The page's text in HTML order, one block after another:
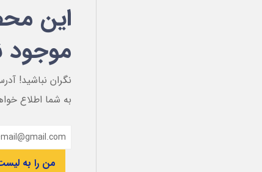
این
نگران نباشید!
به شما اطلاع
من را به